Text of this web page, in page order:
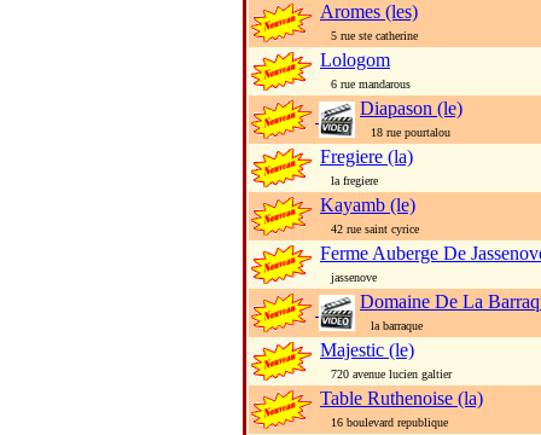
Aromes (les)
5 rue ste catherine
Lologom
6 rue mandarous
Diapason (le)
18 rue pourtalou
Fregiere (la)
la fregiere
Kayamb (le)
42 rue saint cyrice
Ferme Auberge De
jassenove
Domaine De La
la barraque
Majestic (le)
720 avenue lucien galtier
Table Ruthenoise (la)
16 boulevard republique